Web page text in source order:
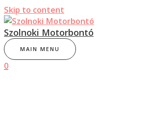
Skip to content
Szolnoki Motorbontó
MAIN MENU
0